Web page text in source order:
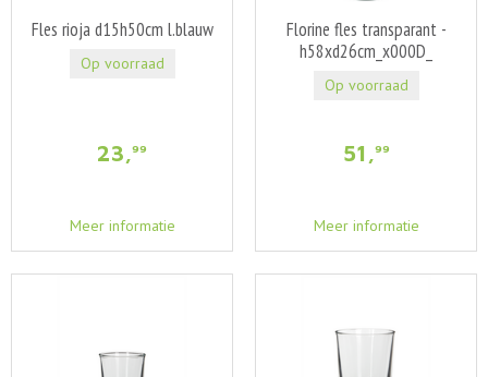
Fles rioja d15h50cm l.blauw
23,99
Meer informatie
Op voorraad
Florine fles transparant -
h58xd26cm_x000D_
51 ,99
Meer informatie
Op voorraad